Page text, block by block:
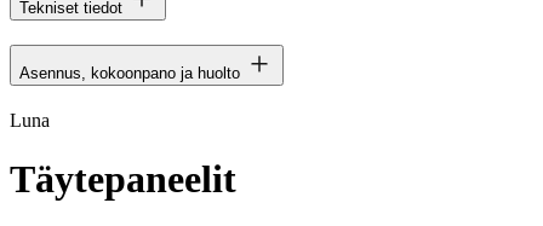
Tekniset tiedot
Asennus, kokoonpano ja huolto
Luna
Täytepaneelit